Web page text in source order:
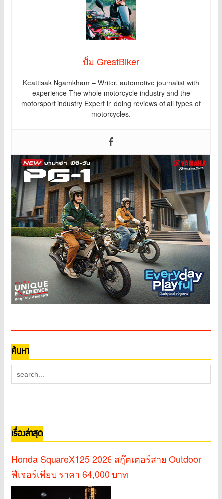
ปั้ม GreatBiker
Keattisak Ngamkham – Writer, automotive journalist with
experience The whole motorcycle industry and the
motorsport industry Expert in doing reviews of all types of
motorcycles.
ค้นหา
เรื่องล่าสุด
Honda SquareX125 2026 สกู๊ตเตอร์สาย Outdoor
ฟีเจอร์เพียบ ราคา 64,000 บาท